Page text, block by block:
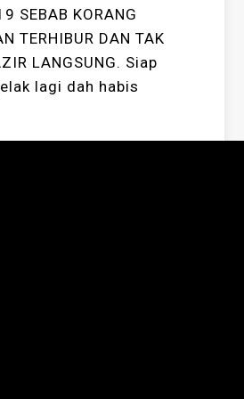
SEBAB KORANG
TERHIBUR DAN TAK
LANGSUNG. Siap
lagi dah habis